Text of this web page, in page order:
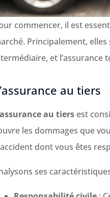
commencer, il est
Principalement, elles
et l’assurance
au tiers
assurance au tiers est
les dommages que
dont vous êtes
ses